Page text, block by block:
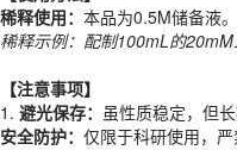
【注意事项】
避光保存：
虽性质稳定，但
安全防护：仅限于科研使用，
产品规格
货期
1-2天
稀释使用： 本品为0.5M储备液
稀释示例：配制100mL的20mM
【注意事项】
1. 避光保存： 虽性质稳定，但
安全防护： 仅限于科研使用，